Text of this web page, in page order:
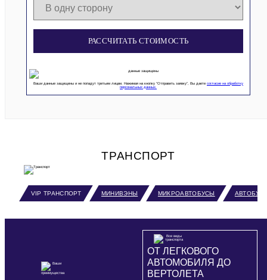
РАССЧИТАТЬ СТОИМОСТЬ
Ваши данные защищены и не попадут третьим лицам. Нажимая на кнопку “Отправить заявку”, Вы даете согласие на обработку
персональных данных.
ТРАНСПОРТ
VIP ТРАНСПОРТ МИНИВЭНЫ МИКРОАВТОБУСЫ
ОТ ЛЕГКОВОГО
АВТОМОБИЛЯ ДО
ВЕРТОЛЕТА